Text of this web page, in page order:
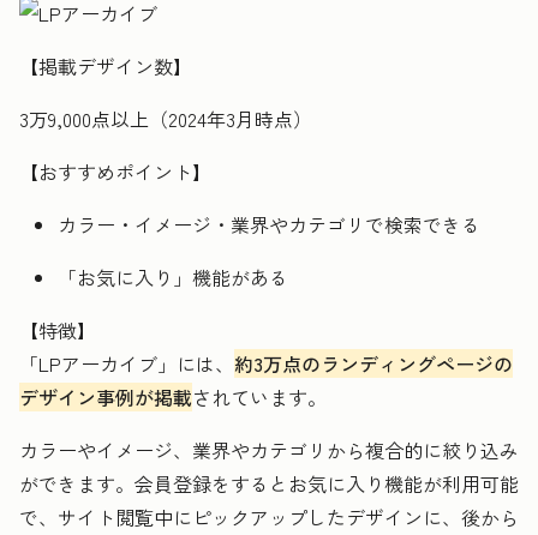
【掲載デザイン数】
3万9,000点以上（2024年3月時点）
【おすすめポイント】
カラー・イメージ・業界やカテゴリで検索できる
「お気に入り」機能がある
【特徴】
「LPアーカイブ」には、 約3万点のランディングページの
デザイン事例が掲載されています。
カラーやイメージ、業界やカテゴリから複合的に絞り込み
ができます。会員登録をするとお気に入り機能が利用可能
で、サイト閲覧中にピックアップしたデザインに、後から